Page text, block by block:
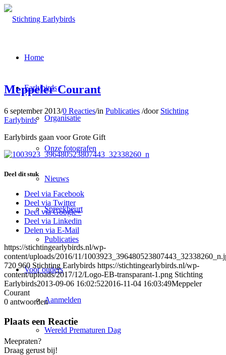
Home
Earlybirds
Organisatie
Onze fotografen
Nieuws
Spreekbeurt
Publicaties
Voor ouders
Aanmelden
Wereld Prematuren Dag
Meppeler Courant
6 september 2013/0 Reacties/in Publicaties /door Stichting
Earlybirds
Earlybirds gaan voor Grote Gift
Deel dit stuk
Deel via Facebook
Deel via Twitter
Deel via Google+
Deel via Linkedin
Delen via E-Mail
https://stichtingearlybirds.nl/wp-
content/uploads/2016/11/
720 960 Stichting Earlybirds https://stichtingearlybirds.nl/wp-
content/uploads/2017/12/Logo-EB-transparant-1.png Stichting
Earlybirds2013-09-06 16:02:522016-11-04 16:03:49Meppeler
Courant
0 antwoorden
Plaats een Reactie
Meepraten?
Draag gerust bij!